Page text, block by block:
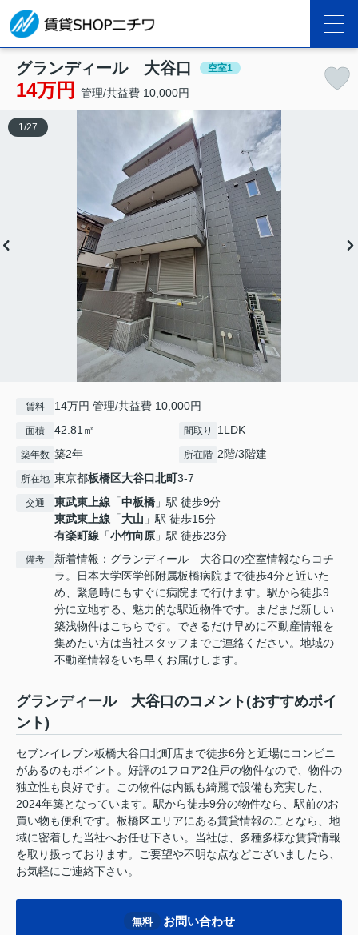
グランディール 大谷口 空室1
14万円 管理/共益費 10,000円
1 /27
賃料 14万円 管理/共益費 10,000円
面積 42.81㎡ 間取り 1LDK
築年数 築2年 所在階 2階/3階建
所在地 東京都板橋区大谷口北町3-7
交通 東武東上線 「中板橋 」駅 徒歩9分
東武東上線 「大山 」駅 徒歩15分
有楽町線 「小竹向原 」駅 徒歩23分
備考
新着情報：グランディール 大谷口の空室情報ならコチ
ラ。日本大学医学部附属板橋病院まで徒歩4分と近いた
め、緊急時にもすぐに病院まで行けます。駅から徒歩9
分に立地する、魅力的な駅近物件です。まだまだ新しい
築浅物件はこちらです。できるだけ早めに不動産情報を
集めたい方は当社スタッフまでご連絡ください。地域の
不動産情報をいち早くお届けします。
グランディール 大谷口のコメント(おすすめポイ
ント)
セブンイレブン板橋大谷口北町店まで徒歩6分と近場にコンビニ
があるのもポイント。好評の1フロア2住戸の物件なので、物件の
独立性も良好です。この物件は内観も綺麗で設備も充実した、
2024年築となっています。駅から徒歩9分の物件なら、駅前のお
買い物も便利です。板橋区エリアにある賃貸情報のことなら、地
域に密着した当社へお任せ下さい。当社は、多種多様な賃貸情報
を取り扱っております。ご要望や不明な点などございましたら、
お気軽にご連絡下さい。
無料 お問い合わせ